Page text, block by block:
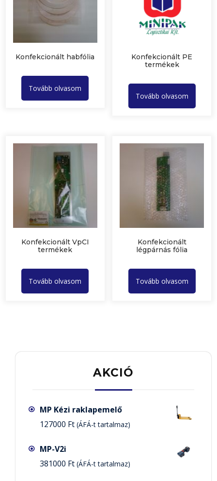
Konfekcionált habfólia
Tovább olvasom
Konfekcionált PE
termékek
Tovább olvasom
Konfekcionált VpCI
termékek
Tovább olvasom
Konfekcionált
légpárnás fólia
Tovább olvasom
AKCIÓ
MP Kézi raklapemelő
127000 Ft (ÁFÁ-t tartalmaz)
MP-V2i
381000 Ft (ÁFÁ-t tartalmaz)